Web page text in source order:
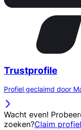
Trustprofile
Profiel geclaimd door
Wacht even!
zoeken?Claim profiel